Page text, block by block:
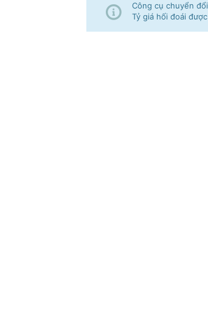
Công cụ chuyển
Tỷ giá hối đoái